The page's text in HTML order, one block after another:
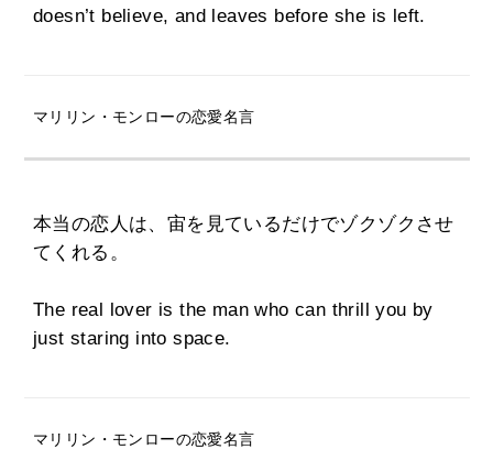
doesn’t believe, and leaves before she is left.
マリリン・モンローの恋愛名言
本当の恋人は、宙を見ているだけでゾクゾクさせ
てくれる。
The real lover is the man who can thrill you by
just staring into space.
マリリン・モンローの恋愛名言